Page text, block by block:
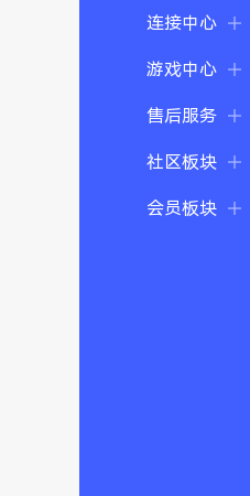
连接中心
游戏中心
售后服务
社区板块
会员板块